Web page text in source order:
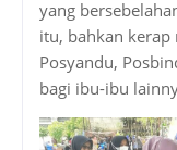
yang
itu, bahkan kerap
Posyandu,
bagi ibu-ibu